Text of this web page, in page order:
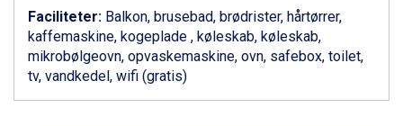
Saalbach fra DKK 5.945
Champoluc fra DKK 3.795
Sestriere fra DKK 4.395
Fieberbrunn fra DKK 6.145
Wagrain fra DKK 4.645
Faciliteter: Balkon, brusebad, brødrister, hårtørrer,
kaffemaskine, kogeplade , køleskab, køleskab,
mikrobølgeovn, opvaskemaskine, ovn, safebox, toilet,
tv, vandkedel, wifi (gratis)